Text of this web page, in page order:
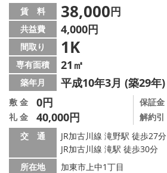
メールでお問い合わせ
賃 料 38,000円
共益費 4,000円
間取り 1K
専有面積 21㎡
築年月 平成10年3月 (築29年)
敷 金 0円
礼 金 40,000円
保証金
解約引
交 通
JR加古川線 滝野駅 徒歩27分
JR加古川線 滝駅 徒歩30分
所在地
加東市上中1丁目